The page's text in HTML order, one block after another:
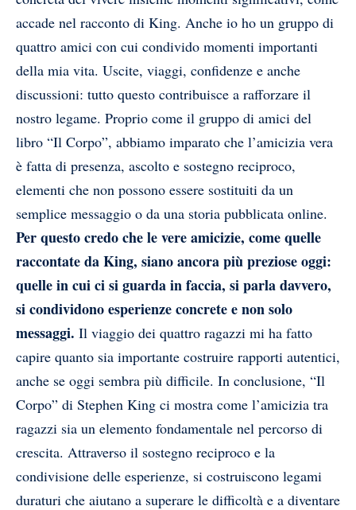
accade nel racconto di King. Anche io ho un gruppo di
quattro amici con cui condivido momenti importanti
della mia vita. Uscite, viaggi, confidenze e anche
discussioni: tutto questo contribuisce a rafforzare il
nostro legame. Proprio come il gruppo di amici del
libro “Il Corpo”, abbiamo imparato che l’amicizia vera
è fatta di presenza, ascolto e sostegno reciproco,
elementi che non possono essere sostituiti da un
semplice messaggio o da una storia pubblicata online.
Per questo credo che le vere amicizie, come quelle
raccontate da King, siano ancora più preziose oggi:
quelle in cui ci si guarda in faccia, si parla davvero,
si condividono esperienze concrete e non solo
messaggi. Il viaggio dei quattro ragazzi mi ha fatto
capire quanto sia importante costruire rapporti autentici,
anche se oggi sembra più difficile. In conclusione, “Il
Corpo” di Stephen King ci mostra come l’amicizia tra
ragazzi sia un elemento fondamentale nel percorso di
crescita. Attraverso il sostegno reciproco e la
condivisione delle esperienze, si costruiscono legami
duraturi che aiutano a superare le difficoltà e a diventare